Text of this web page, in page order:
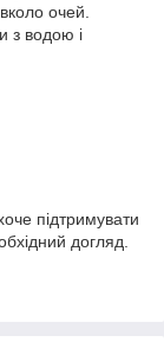
очей.
з водою і
підтримувати
догляд.